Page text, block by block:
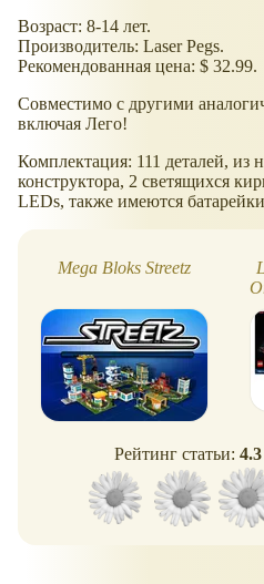
Возраст: 8-14 лет.
Производитель: Laser Pegs.
Рекомендованная цена: $ 32.99.
Совместимо с другими
включая Лего!
Комплектация: 111 деталей, из
конструктора, 2 светящихся
LEDs, также имеются
Mega Bloks Streetz
Рейтинг статьи: 4.3